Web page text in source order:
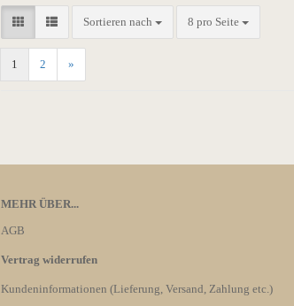
Sortieren nach 8 pro Seite
1 2 »
MEHR ÜBER...
AGB
Vertrag widerrufen
Kundeninformationen (Lieferung, Versand, Zahlung etc.)